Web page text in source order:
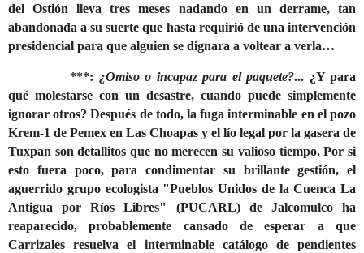
del Ostión lleva tres meses nadando en un derrame, tan
abandonada a su suerte que hasta requirió de una intervención
presidencial para que alguien se dignara a voltear a verla…
***: ¿Omiso o incapaz para el paquete?... ¿Y para
qué molestarse con un desastre, cuando puede simplemente
ignorar otros? Después de todo, la fuga interminable en el pozo
Krem-1 de Pemex en Las Choapas y el lío legal por la gasera de
Tuxpan son detallitos que no merecen su valioso tiempo. Por si
esto fuera poco, para condimentar su brillante gestión, el
aguerrido grupo ecologista "Pueblos Unidos de la Cuenca La
Antigua por Ríos Libres" (PUCARL) de Jalcomulco ha
reaparecido, probablemente cansado de esperar a que
Carrizales resuelva el interminable catálogo de pendientes